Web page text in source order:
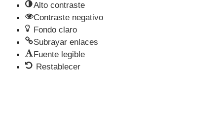
Alto contraste
Contraste negativo
Fondo claro
Subrayar enlaces
Fuente legible
Restablecer